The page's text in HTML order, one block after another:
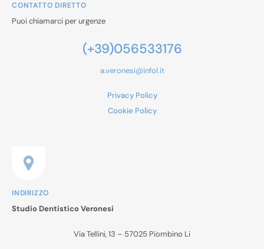
CONTATTO DIRETTO
Puoi chiamarci per urgenze
(+39)056533176
a.veronesi@infol.it
Privacy Policy
Cookie Policy
INDIRIZZO
Studio Dentistico Veronesi
Via Tellini, 13 – 57025 Piombino Li